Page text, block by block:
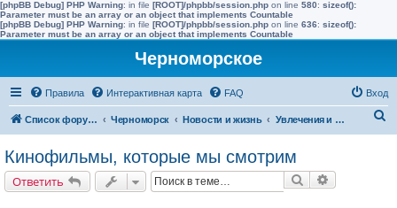
[phpBB Debug] PHP Warning: in file [ROOT]/phpbb/session.php on line 580: sizeof():
Parameter must be an array or an object that implements Countable
[phpBB Debug] PHP Warning: in file [ROOT]/phpbb/session.php on line 636: sizeof():
Parameter must be an array or an object that implements Countable
Черноморское
Правила Интерактивная карта FAQ Вход
Список форумов Черноморск Новости и жизнь Увлечения и интересы
Кинофильмы, которые мы смотрим
Ответить Поиск